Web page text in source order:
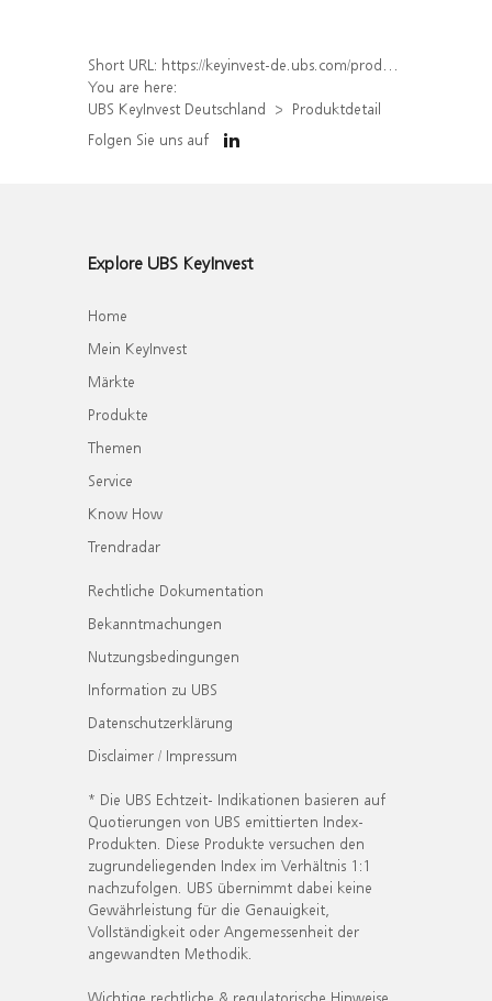
Short URL: https://keyinvest-de.ubs.com/produkt/detail/index/isin/DE000WA84R51
You are here:
UBS KeyInvest Deutschland
Produktdetail
Folgen Sie uns auf
Explore UBS KeyInvest
Home
Mein KeyInvest
Märkte
Produkte
Themen
Service
Know How
Trendradar
Rechtliche Dokumentation
Bekanntmachungen
Nutzungsbedingungen
Information zu UBS
Datenschutzerklärung
Disclaimer / Impressum
* Die UBS Echtzeit- Indikationen basieren auf
Quotierungen von UBS emittierten Index-
Produkten. Diese Produkte versuchen den
zugrundeliegenden Index im Verhältnis 1:1
nachzufolgen. UBS übernimmt dabei keine
Gewährleistung für die Genauigkeit,
Vollständigkeit oder Angemessenheit der
angewandten Methodik.